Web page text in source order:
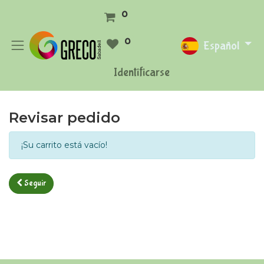
0
0
Identificarse
Español
Revisar pedido
¡Su carrito está vacío!
Seguir